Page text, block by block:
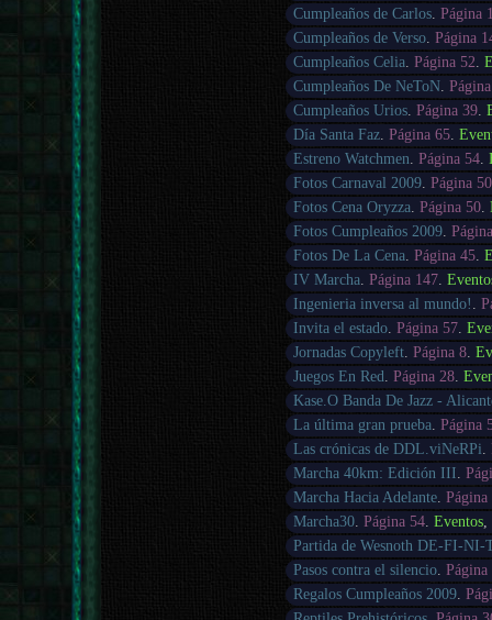
Cumpleaños de Carlos .Página
Cumpleaños de Verso .Página
Cumpleaños Celia .Página 52 .
Cumpleaños De NeToN .
Cumpleaños Urios .Página 39 .
Día Santa Faz .Página 65 .
Estreno Watchmen .Página 54 .
Fotos Carnaval 2009 .Página 50
Fotos Cena Oryzza .Página 50 .
Fotos Cumpleaños 2009 .
Fotos De La Cena .Página 45 .
IV Marcha .Página 147 .
Ingenieria inversa al mundo!
.
Invita el estado .Página 57 .
Jornadas Copyleft .Página 8 .
Juegos En Red
.Página 28 .
Kase.O Banda De Jazz -
La última gran prueba .Página
Las crónicas de DDL.viNeRPi .
Marcha 40km: Edición III .
Marcha Hacia Adelante .Página
Marcha30 .Página 54 .Eventos
Partida de Wesnoth DE-FI-
Pasos contra el silencio .Página
Regalos Cumpleaños 2009 .